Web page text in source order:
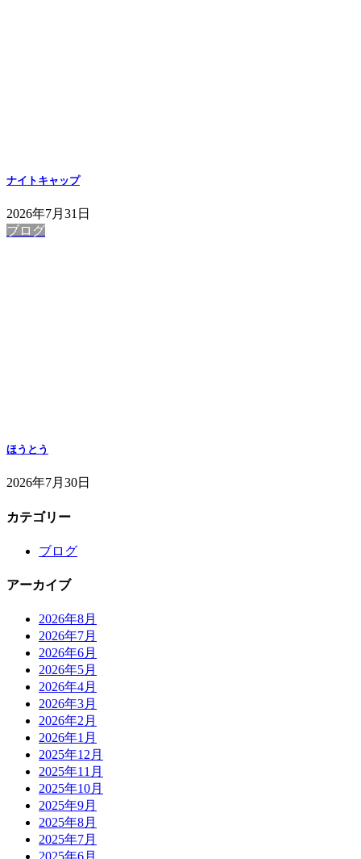
ナイトキャップ
2026年7月31日
ブログ
ほうとう
2026年7月30日
カテゴリー
ブログ
アーカイブ
2026年8月
2026年7月
2026年6月
2026年5月
2026年4月
2026年3月
2026年2月
2026年1月
2025年12月
2025年11月
2025年10月
2025年9月
2025年8月
2025年7月